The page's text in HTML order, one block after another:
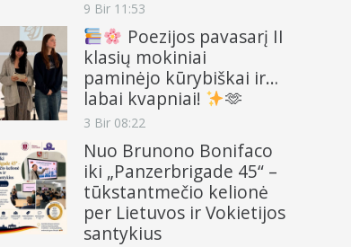
9 Bir 11:53
Poezijos pavasarį II
klasių mokiniai
paminėjo kūrybiškai ir…
labai kvapniai!
🫶
3 Bir 08:22
Nuo Brunono Bonifaco
iki „Panzerbrigade 45“ –
tūkstantmečio kelionė
per Lietuvos ir Vokietijos
santykius